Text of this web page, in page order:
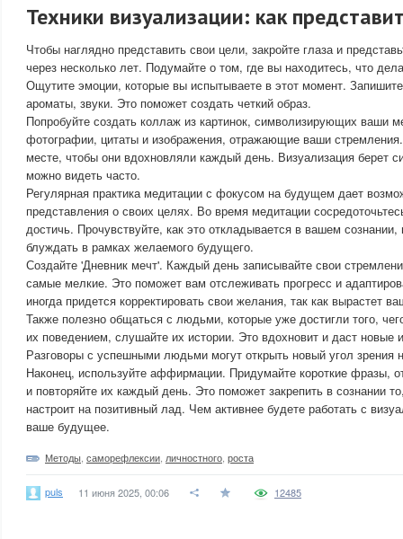
Техники визуализации: как
Чтобы наглядно представить свои цели, закройте глаза и
через несколько лет. Подумайте о том, где вы находитесь, что
Ощутите эмоции, которые вы испытываете в этот момент.
ароматы, звуки. Это поможет создать четкий образ.
Попробуйте создать коллаж из картинок, символизирующих ваши
фотографии, цитаты и изображения, отражающие ваши
месте, чтобы они вдохновляли каждый день. Визуализация берет
можно видеть часто.
Регулярная практика медитации с фокусом на будущем дает
представления о своих целях. Во время медитации
достичь. Прочувствуйте, как это откладывается в вашем
блуждать в рамках желаемого будущего.
Создайте 'Дневник мечт'. Каждый день записывайте свои
самые мелкие. Это поможет вам отслеживать прогресс и
иногда придется корректировать свои желания, так как вырастет
Также полезно общаться с людьми, которые уже достигли того,
их поведением, слушайте их истории. Это вдохновит и даст новые
Разговоры с успешными людьми могут открыть новый угол зрения
Наконец, используйте аффирмации. Придумайте короткие фразы,
и повторяйте их каждый день. Это поможет закрепить в сознании
настроит на позитивный лад. Чем активнее будете работать с
ваше будущее.
Методы саморефлексии личностного роста
puls 11 июня 2025, 00:06 12485